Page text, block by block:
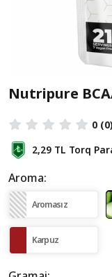
Nutripure
0 (0)
2,29 TL Torq
Aroma:
Aromasız
Karpuz